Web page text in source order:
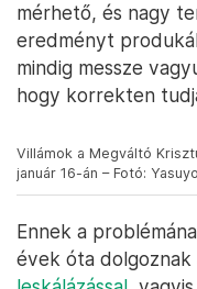
mérhető, és nagy
eredményt
mindig messze
hogy korrekten
Villámok a Megváltó
január 16-án – Fotó:
Ennek a
évek óta